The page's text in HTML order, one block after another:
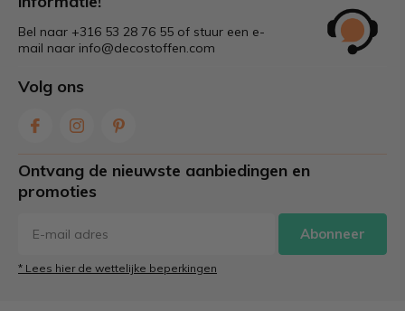
Bel naar +316 53 28 76 55 of stuur een e-
mail naar info@decostoffen.com
Volg ons
Ontvang de nieuwste aanbiedingen en
promoties
Abonneer
* Lees hier de wettelijke beperkingen